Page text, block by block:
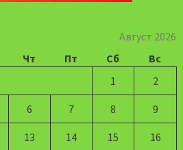
Август 2026
Чт Пт Сб
Вс
1
2
6 7 8 9
13 14 15 16